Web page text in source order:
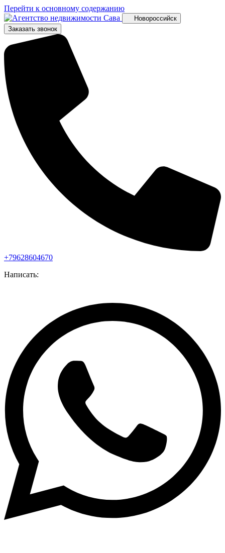
Перейти к основному содержанию
Новороссийск
Заказать звонок
+79628604670
Написать: